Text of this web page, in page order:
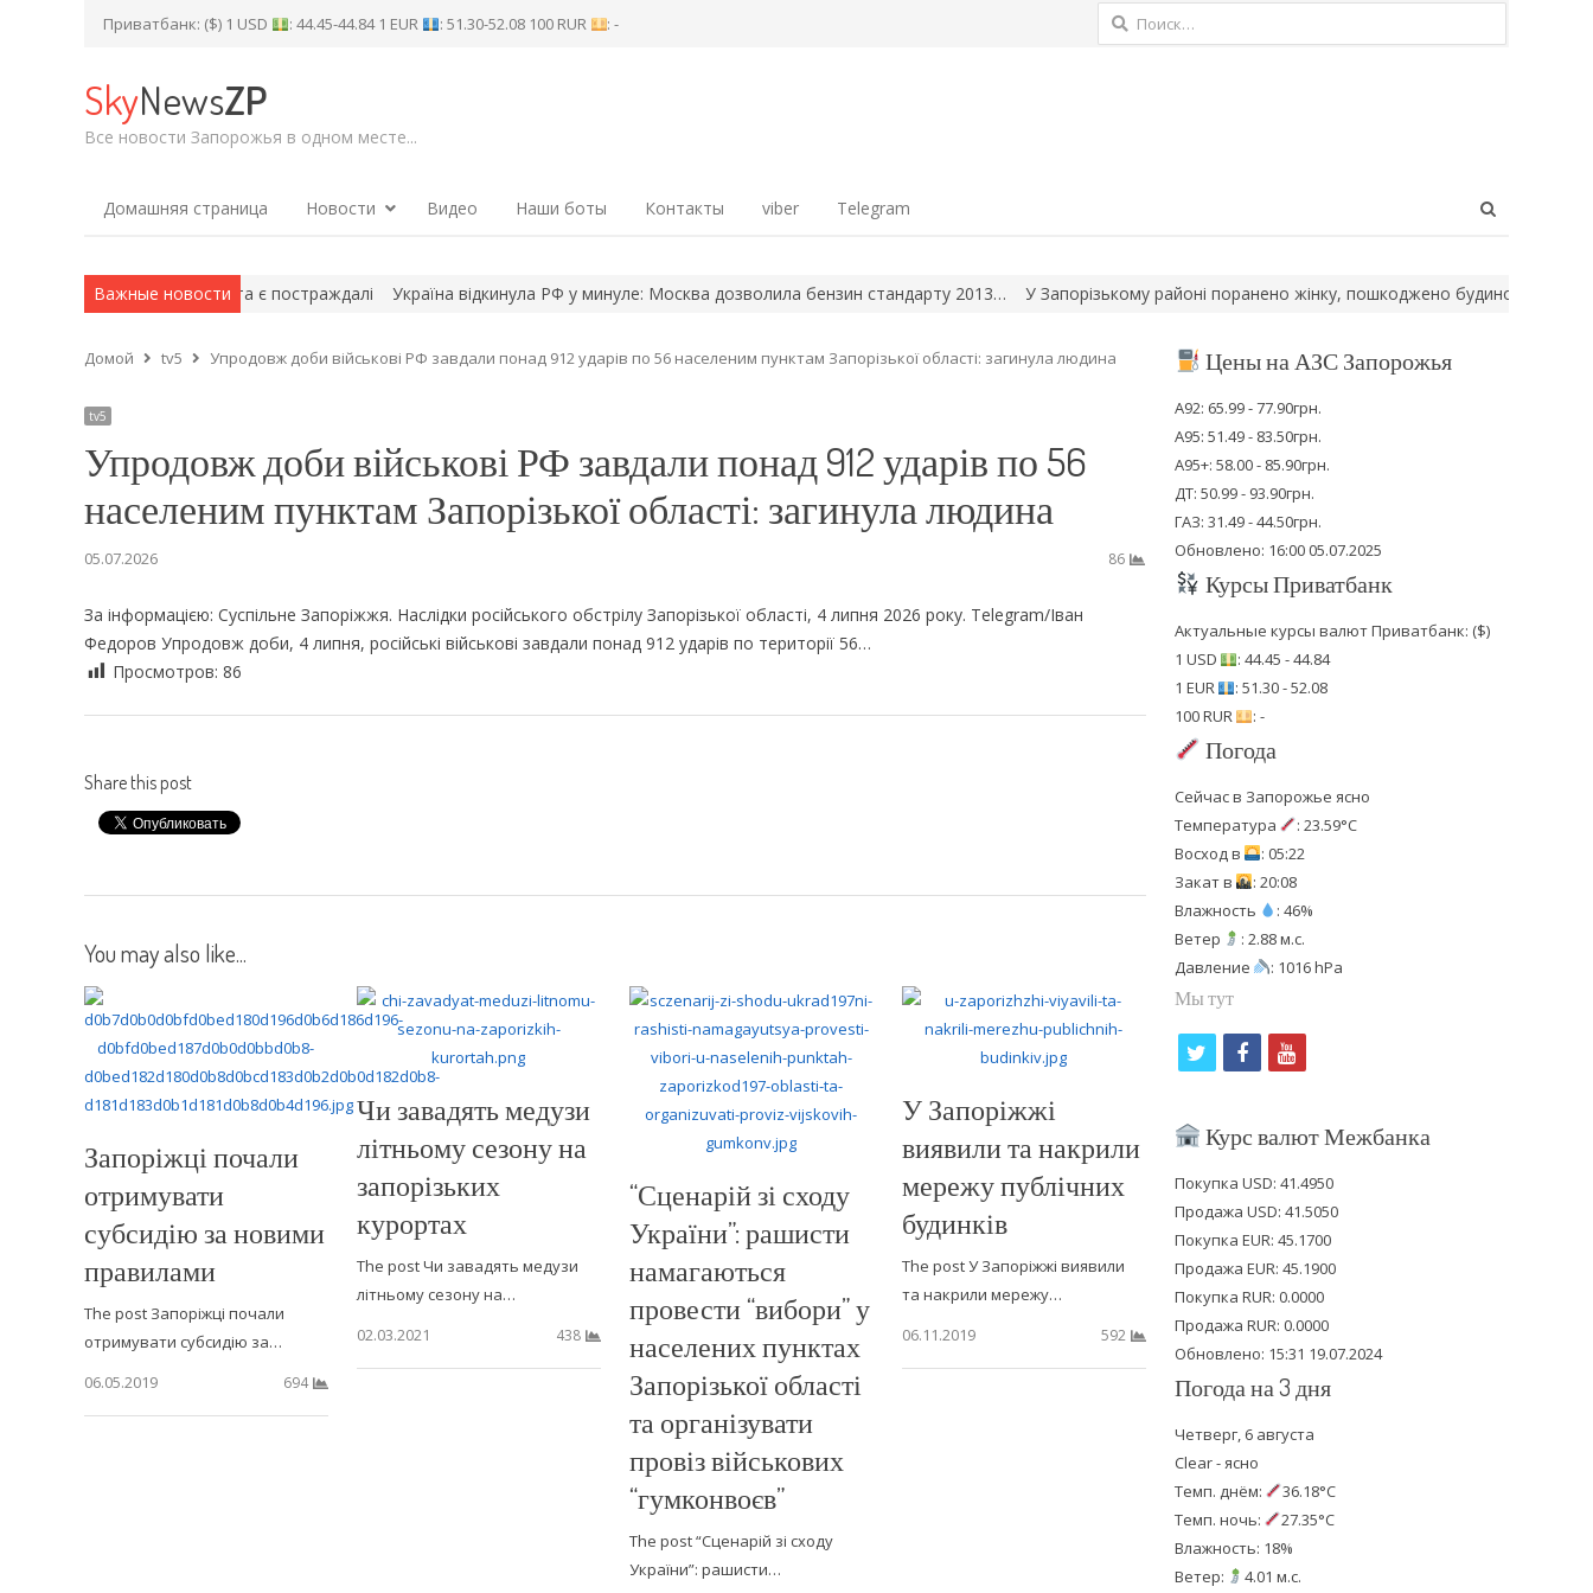
Приватбанк: ($) 1 USD : 44.45-44.84 1 EUR : 51.30-52.08 100 RUR : - Найти:
SkyNewsZP
Все новости Запорожья в одном месте...
Домашняя страница Новости Видео Наши боты Контакты viber Telegram
Важные новости
ТЦ, будинки та є постраждалі Україна відкинула РФ у минуле: Москва дозволила бензин стандарту 2013… У Запорізькому районі поранено жінку, пошкоджено будинок Росія
Домой tv5 Упродовж доби військові РФ завдали понад 912 ударів по 56 населеним пунктам Запорізької області: загинула людина
tv5
Упродовж доби військові РФ завдали понад 912 ударів по 56
населеним пунктам Запорізької області: загинула людина
05.07.2026 86
За інформацією: Суспільне Запоріжжя. Наслідки російського обстрілу Запорізької області, 4 липня 2026 року. Telegram/Іван
Федоров Упродовж доби, 4 липня, російські військові завдали понад 912 ударів по території 56…
Просмотров: 86
Share this post
You may also like...
Запоріжці почали
отримувати
субсидію за новими
правилами
The post Запоріжці почали
отримувати субсидію за…
06.05.2019
694
Чи завадять медузи
літньому сезону на
запорізьких
курортах
The post Чи завадять медузи
літньому сезону на…
02.03.2021
438
“Сценарій зі сходу
України”: рашисти
намагаються
провести “вибори” у
населених пунктах
Запорізької області
та організувати
провіз військових
“гумконвоєв”
The post “Сценарій зі сходу
України”: рашисти…
У Запоріжжі
виявили та накрили
мережу публічних
будинків
The post У Запоріжжі виявили
та накрили мережу…
06.11.2019
592
Цены на АЗС Запорожья
А92: 65.99 - 77.90грн.
А95: 51.49 - 83.50грн.
А95+: 58.00 - 85.90грн.
ДТ: 50.99 - 93.90грн.
ГАЗ: 31.49 - 44.50грн.
Обновлено: 16:00 05.07.2025
Курсы Приватбанк
Актуальные курсы валют Приватбанк: ($)
1 USD
: 44.45 - 44.84
1 EUR
: 51.30 - 52.08
100 RUR
: -
Погода
Сейчас в Запорожье ясно
Температура
: 23.59°C
Восход в
: 05:22
Закат в
: 20:08
Влажность
: 46%
Ветер
: 2.88 м.с.
Давление
: 1016 hPa
Мы тут
i
t
e
r
f
c
b
o
o
k
y
u
u
b
e
Курс валют Межбанка
Покупка USD: 41.4950
Продажа USD: 41.5050
Покупка EUR: 45.1700
Продажа EUR: 45.1900
Покупка RUR: 0.0000
Продажа RUR: 0.0000
Обновлено: 15:31 19.07.2024
Погода на 3 дня
Четверг, 6 августа
Clear - ясно
Темп. днём:
36.18°C
Темп. ночь:
27.35°C
Влажность: 18%
Ветер:
4.01 м.с.